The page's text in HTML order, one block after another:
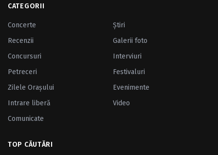
CATEGORII
Concerte
Ştiri
Recenzii
Galerii foto
Concursuri
Interviuri
Petreceri
Festivaluri
Zilele Oraşului
Evenimente
Intrare liberă
Video
Comunicate
TOP CĂUTĂRI